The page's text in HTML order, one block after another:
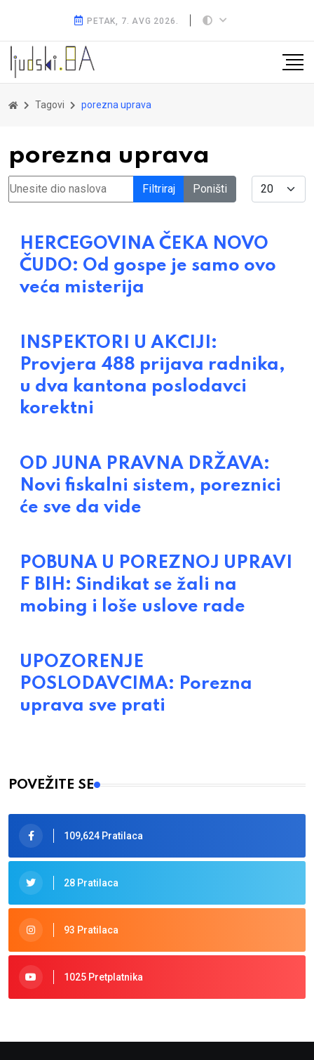
PETAK, 7. AVG 2026.
Tagovi porezna uprava
porezna uprava
Unesite dio naslova Filtriraj Poništi Display #
HERCEGOVINA ČEKA NOVO
ČUDO: Od gospe je samo ovo
veća misterija
INSPEKTORI U AKCIJI:
Provjera 488 prijava radnika,
u dva kantona poslodavci
korektni
OD JUNA PRAVNA DRŽAVA:
Novi fiskalni sistem, poreznici
će sve da vide
POBUNA U POREZNOJ UPRAVI
F BIH: Sindikat se žali na
mobing i loše uslove rade
UPOZORENJE
POSLODAVCIMA: Porezna
uprava sve prati
POVEŽITE SE
109,624 Pratilaca
28 Pratilaca
93 Pratilaca
1025 Pretplatnika